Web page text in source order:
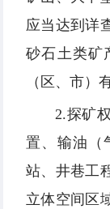
应当达到详
砂石土类矿
（区、市）
2.探矿
置、输油（
站、井巷工
立体空间区